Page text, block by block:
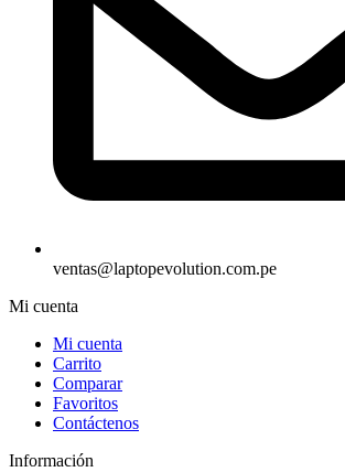
ventas@laptopevolution.com.pe
Mi cuenta
Mi cuenta
Carrito
Comparar
Favoritos
Contáctenos
Información